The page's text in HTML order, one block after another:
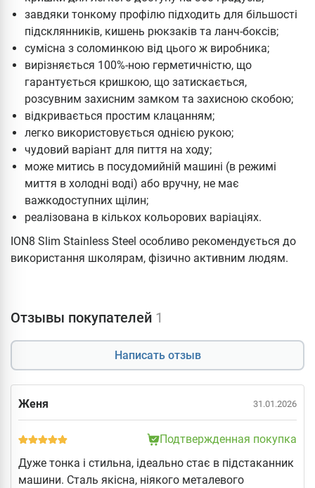
завдяки тонкому профілю підходить для більшості
підсклянників, кишень рюкзаків та ланч-боксів;
сумісна з соломинкою від цього ж виробника;
вирізняється 100%-ною герметичністю, що
гарантується кришкою, що затискається,
розсувним захисним замком та захисною скобою;
відкривається простим клацанням;
легко використовується однією рукою;
чудовий варіант для пиття на ходу;
може митись в посудомийній машині (в режимі
миття в холодні воді) або вручну, не має
важкодоступних щілин;
реалізована в кількох кольорових варіаціях.
ION8 Slim Stainless Steel особливо рекомендується до
використання школярам, фізично активним людям.
Отзывы покупателей 1
Написать отзыв
Женя 31.01.2026
Подтвержденная покупка
Дуже тонка і стильна, ідеально стає в підстаканник
машини. Сталь якісна, ніякого металевого